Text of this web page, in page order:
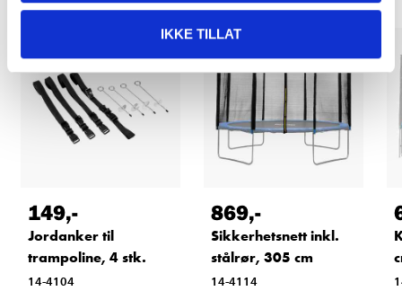
IKKE TILLAT
149,-
Jordanker til
trampoline, 4 stk.
14-4104
869,-
Sikkerhetsnett inkl.
stålrør, 305 cm
14-4114